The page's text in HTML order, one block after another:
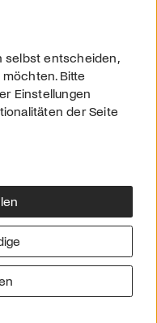
Impressum
selbst entscheiden,
Bitte
Einstellungen
der Seite